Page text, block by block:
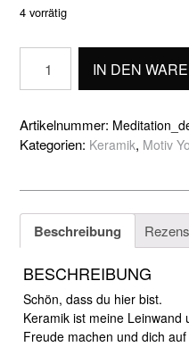
4 vorrätig
deine
Menge
IN DEN
Artikelnummer:
Kategorien: Keramik, Motiv
Beschreibung
BESCHREIBUNG
Schön, dass du hier bist.
Keramik ist meine
Freude machen und dich